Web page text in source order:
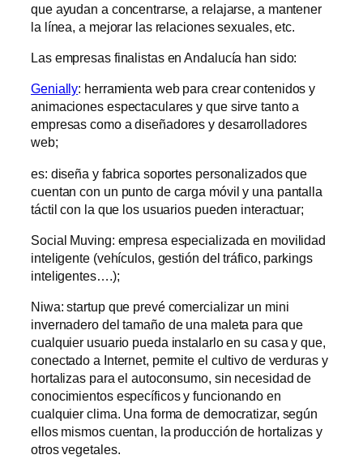
que ayudan a concentrarse, a relajarse, a mantener
la línea, a mejorar las relaciones sexuales, etc.
Las empresas finalistas en Andalucía han sido:
Genially: herramienta web para crear contenidos y
animaciones espectaculares y que sirve tanto a
empresas como a diseñadores y desarrolladores
web;
es: diseña y fabrica soportes personalizados que
cuentan con un punto de carga móvil y una pantalla
táctil con la que los usuarios pueden interactuar;
Social Muving: empresa especializada en movilidad
inteligente (vehículos, gestión del tráfico, parkings
inteligentes….);
Niwa: startup que prevé comercializar un mini
invernadero del tamaño de una maleta para que
cualquier usuario pueda instalarlo en su casa y que,
conectado a Internet, permite el cultivo de verduras y
hortalizas para el autoconsumo, sin necesidad de
conocimientos específicos y funcionando en
cualquier clima. Una forma de democratizar, según
ellos mismos cuentan, la producción de hortalizas y
otros vegetales.